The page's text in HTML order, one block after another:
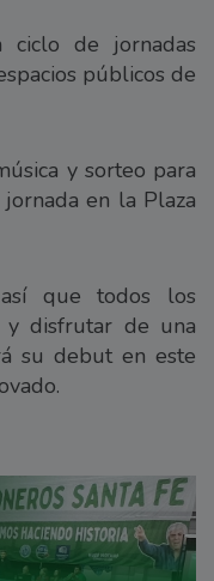
ciclo de jornadas
públicos de
y sorteo para
en la Plaza
que todos los
y disfrutar de una
su debut en este